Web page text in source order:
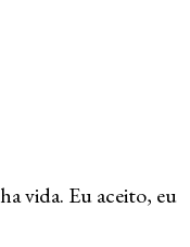
vida. Eu aceito, eu